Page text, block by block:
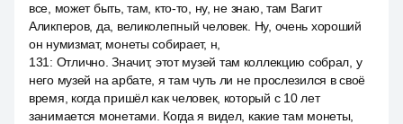
все, может быть, там, кто-то, ну, не знаю, там Вагит
Аликперов, да, великолепный человек. Ну, очень хороший
он нумизмат, монеты собирает, н,
131 : Отлично. Значит, этот музей там коллекцию собрал, у
него музей на арбате, я там чуть ли не прослезился в своё
время, когда пришёл как человек, который с 10 лет
занимается монетами. Когда я видел, какие там монеты,